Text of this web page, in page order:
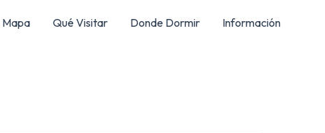
Mapa Qué Visitar Donde Dormir Información